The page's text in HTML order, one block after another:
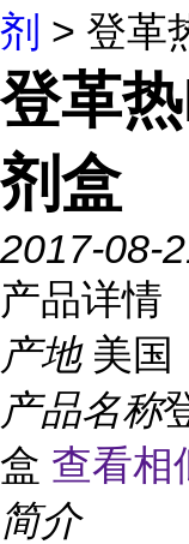
剂 > 登革
登革
剂盒
2017-08-
产品详情
产地 美国
产品名称
盒 查看
简介